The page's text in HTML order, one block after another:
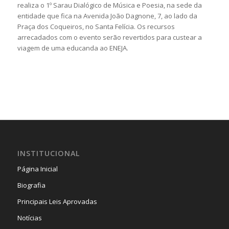
realiza o 1º Sarau Dialógico de Música e Poesia, na sede da
entidade que fica na Avenida João Dagnone, 7, ao lado da
Praça dos Coqueiros, no Santa Felícia. Os recursos
arrecadados com o evento serão revertidos para custear a
viagem de uma educanda ao ENEJA.
INSTITUCIONAL
Página Inicial
Biografia
Principais Leis Aprovadas
Notícias